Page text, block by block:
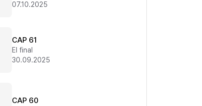
07.10.2025
CAP 61
El final
30.09.2025
CAP 60